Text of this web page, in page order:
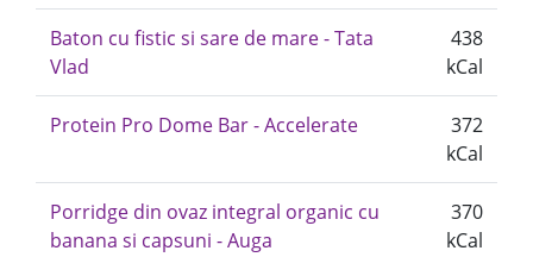
Baton cu fistic si sare de mare - Tata
Vlad
438
kCal
Protein Pro Dome Bar - Accelerate
372
kCal
Porridge din ovaz integral organic cu
banana si capsuni - Auga
370
kCal